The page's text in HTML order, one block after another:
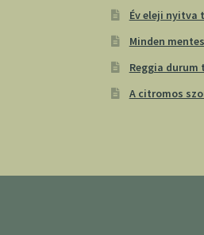
Év eleji nyitva
Minden
Reggia durum
A citromos